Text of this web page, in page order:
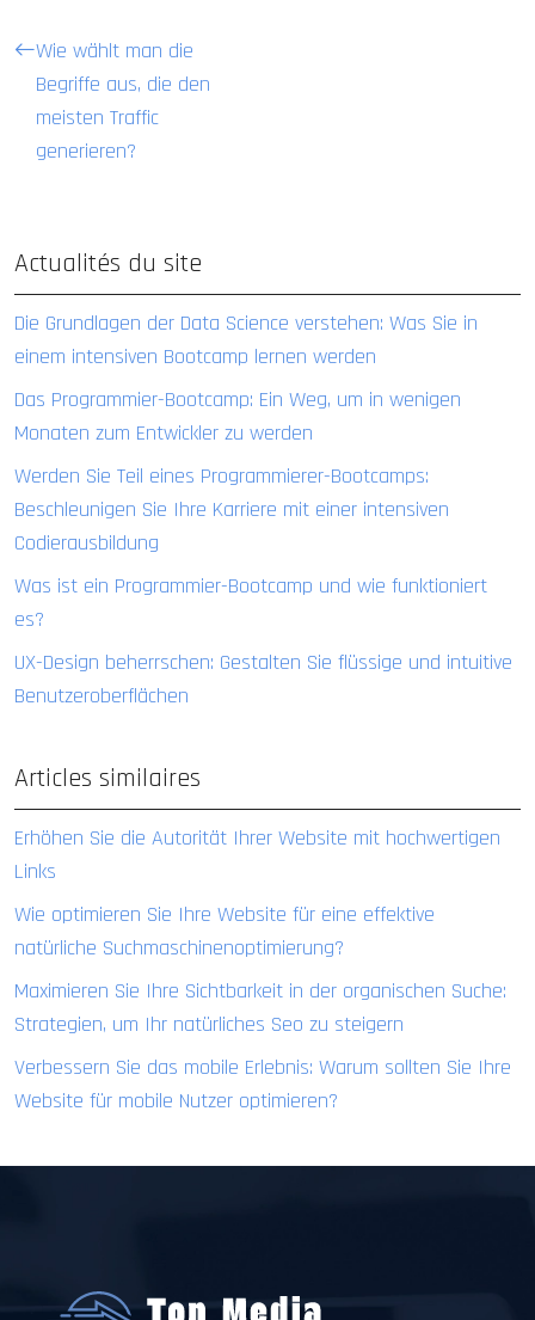
Wie wählt man die
Begriffe aus, die den
meisten Traffic
generieren?
Actualités du site
Die Grundlagen der Data Science verstehen: Was Sie in
einem intensiven Bootcamp lernen werden
Das Programmier-Bootcamp: Ein Weg, um in wenigen
Monaten zum Entwickler zu werden
Werden Sie Teil eines Programmierer-Bootcamps:
Beschleunigen Sie Ihre Karriere mit einer intensiven
Codierausbildung
Was ist ein Programmier-Bootcamp und wie funktioniert
es?
UX-Design beherrschen: Gestalten Sie flüssige und intuitive
Benutzeroberflächen
Articles similaires
Erhöhen Sie die Autorität Ihrer Website mit hochwertigen
Links
Wie optimieren Sie Ihre Website für eine effektive
natürliche Suchmaschinenoptimierung?
Maximieren Sie Ihre Sichtbarkeit in der organischen Suche:
Strategien, um Ihr natürliches Seo zu steigern
Verbessern Sie das mobile Erlebnis: Warum sollten Sie Ihre
Website für mobile Nutzer optimieren?